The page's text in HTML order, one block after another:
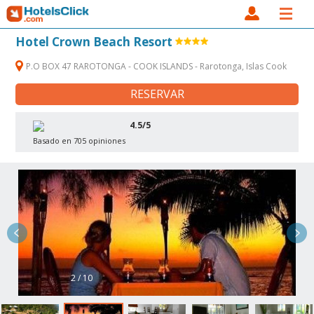
Hotel Crown Beach Resort
P.O BOX 47 RAROTONGA - COOK ISLANDS - Rarotonga, Islas Cook
RESERVAR
4.5/5
Basado en 705 opiniones
2 / 10